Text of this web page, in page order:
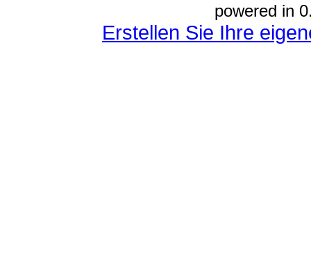
powered in
Erstellen Sie Ihre